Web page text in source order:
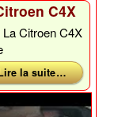
C4X
Citroen C4X
la suite …